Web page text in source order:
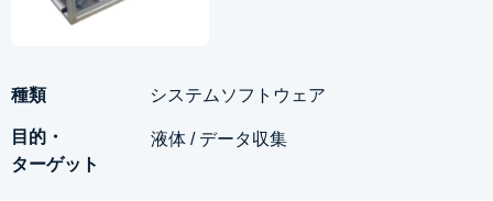
システムソフトウェア
液体 / データ収集